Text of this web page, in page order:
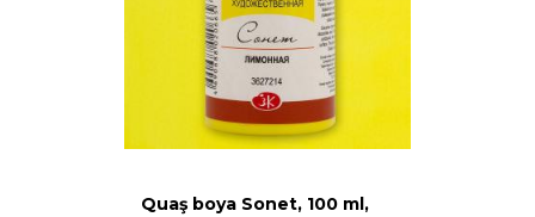
Quaş boya Sonet, 100 ml,